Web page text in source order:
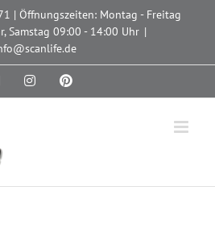
| Öffnungszeiten: Montag - Freitag
Samstag 09:00 - 14:00 Uhr |
FacebookInstagramPinterest